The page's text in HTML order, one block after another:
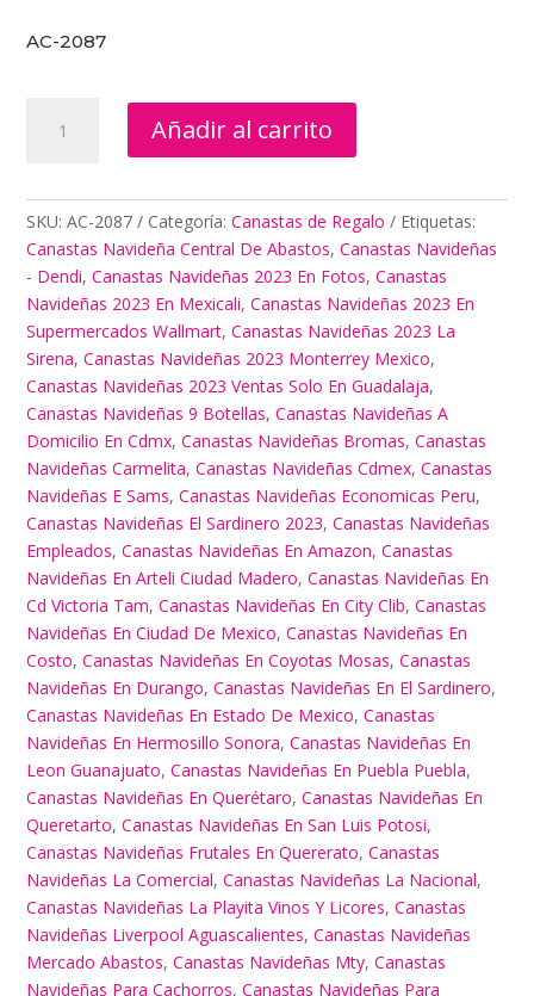
AC-2087
Navidenas
Añadir al carrito
SKU:AC-2087 Categoría:Canastas de Regalo
Etiquetas:
Canastas Navideña Central De Abastos,Canastas Navideñas
- Dendi,Canastas Navideñas 2023 En Fotos,Canastas
Navideñas 2023 En Mexicali,Canastas Navideñas 2023 En
Supermercados Wallmart,Canastas Navideñas 2023 La
Sirena,Canastas Navideñas 2023 Monterrey Mexico,
Canastas Navideñas 2023 Ventas Solo En Guadalaja,
Canastas Navideñas 9 Botellas,Canastas Navideñas A
Domicilio En Cdmx,Canastas Navideñas Bromas,Canastas
Navideñas Carmelita,Canastas Navideñas Cdmex,Canastas
Navideñas E Sams,Canastas Navideñas Economicas Peru,
Canastas Navideñas El Sardinero 2023,Canastas Navideñas
Empleados,Canastas Navideñas En Amazon,Canastas
Navideñas En Arteli Ciudad Madero,Canastas Navideñas En
Cd Victoria Tam,Canastas Navideñas En City Clib,Canastas
Navideñas En Ciudad De Mexico,Canastas Navideñas En
Costo,Canastas Navideñas En Coyotas Mosas,Canastas
Navideñas En Durango,Canastas Navideñas En El Sardinero,
Canastas Navideñas En Estado De Mexico,Canastas
Navideñas En Hermosillo Sonora,Canastas Navideñas En
Leon Guanajuato,Canastas Navideñas En Puebla Puebla,
Canastas Navideñas En Querétaro,Canastas Navideñas En
Queretarto,Canastas Navideñas En San Luis Potosi,
Canastas Navideñas Frutales En Quererato,Canastas
Navideñas La Comercial,Canastas Navideñas La Nacional,
Canastas Navideñas La Playita Vinos Y Licores,Canastas
Navideñas Liverpool Aguascalientes,Canastas Navideñas
Mercado Abastos,Canastas Navideñas Mty,Canastas
Navideñas Para Cachorros,Canastas Navideñas Para